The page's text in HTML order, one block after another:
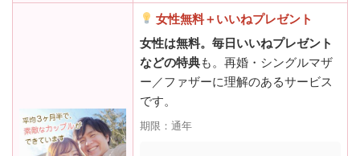
女性無料＋いいねプレゼント
女性は無料。毎日いいねプレゼント
などの特典も。再婚・シングルマザ
ー／ファザーに理解のあるサービス
です。
期限：通年